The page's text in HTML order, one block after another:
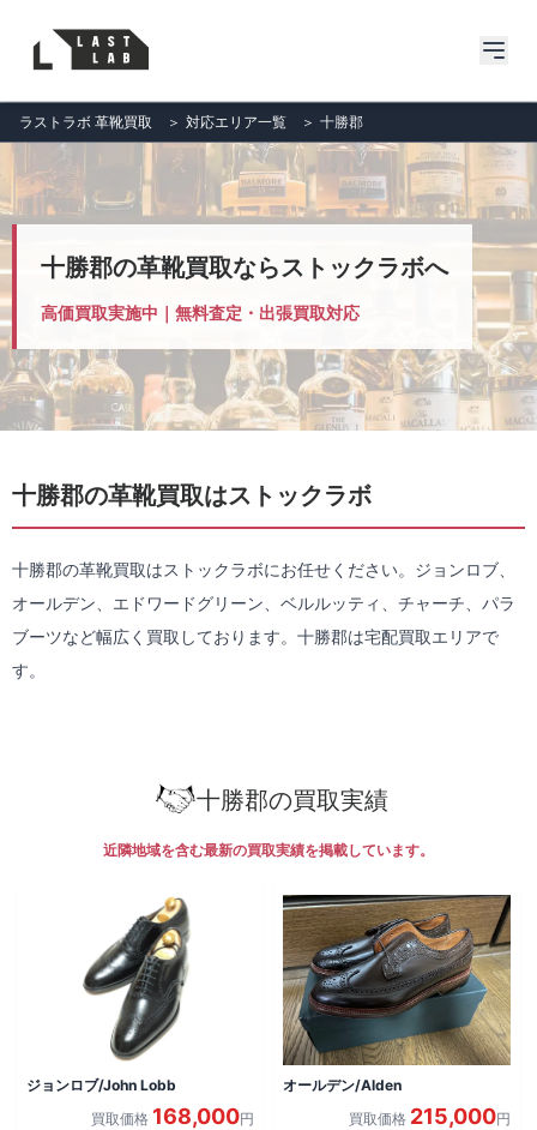
ラストラボ 革靴買取 ＞ 対応エリア一覧 ＞ 十勝郡
十勝郡の革靴買取ならストックラボへ
高価買取実施中｜無料査定・出張買取対応
十勝郡の革靴買取はストックラボ
十勝郡の革靴買取はストックラボにお任せください。ジョンロブ、
オールデン、エドワードグリーン、ベルルッティ、チャーチ、パラ
ブーツなど幅広く買取しております。十勝郡は宅配買取エリアで
す。
十勝郡の買取実績
近隣地域を含む最新の買取実績を掲載しています。
ジョンロブ/John Lobb
買取価格 168,000円
オールデン/Alden
買取価格 215,000円